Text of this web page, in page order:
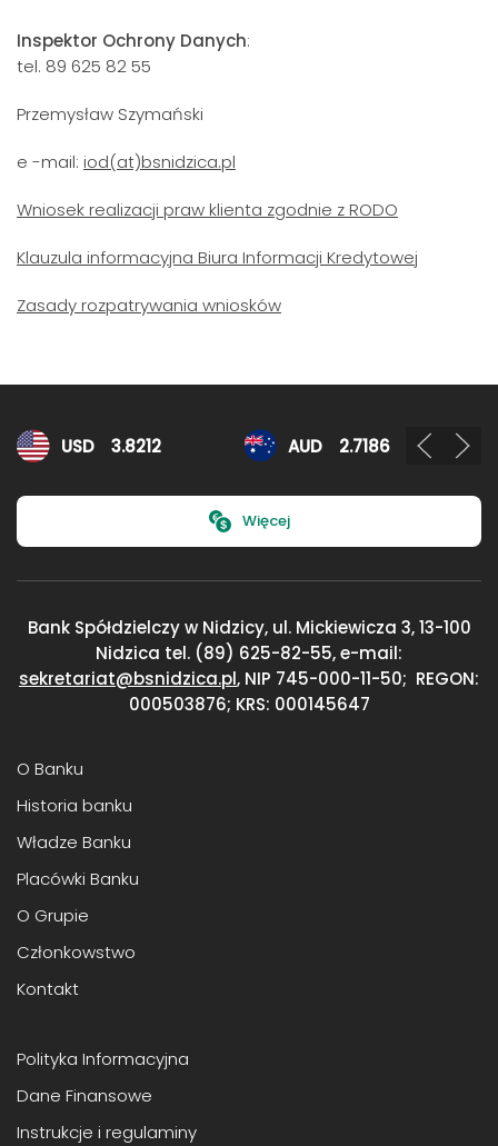
Inspektor Ochrony Danych:
tel. 89 625 82 55
Przemysław Szymański
e -mail: iod(at)bsnidzica.pl
Wniosek realizacji praw klienta zgodnie z RODO
Klauzula informacyjna Biura Informacji Kredytowej
Zasady rozpatrywania wniosków
Kursy walut
USD 3.8212 AUD 2.7186
Więcej
Bank Spółdzielczy w Nidzicy, ul. Mickiewicza 3,13-100
Nidzica tel. (89) 625-82-55, e-mail:
sekretariat@bsnidzica.pl, NIP 745-000-11-50; REGON:
000503876; KRS: 000145647
O Banku
Historia banku
Władze Banku
Placówki Banku
O Grupie
Członkowstwo
Kontakt
Polityka Informacyjna
Dane Finansowe
Instrukcje i regulaminy